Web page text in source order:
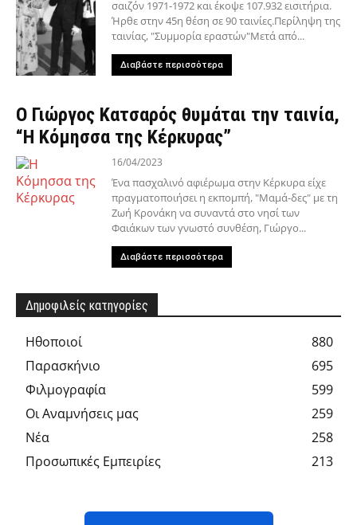
σαιζόν 1971-1972 και έκοψε 107.932 εισιτήρια.
Ήρθε στην 45η θέση σε 90 ταινίες.Περίληψη της
ταινίας, "Συμμορία εραστών"Μετά από...
Διαβάστε περισσότερα
Ο Γιώργος Kατσαρός θυμάται την ταινία,
“Η Κόμησσα της Κέρκυρας”
16/04/2023
Ένα πασχαλινό αφιέρωμα στην Κέρκυρα είχε
πραγματοποιήσει η εκπομπή, "Μαμά-δες" με τη
Ζωή Κρονάκη να συναντά στο νησί των
Φαιάκων των γνωστό συνθέση, Γιώργο...
Διαβάστε περισσότερα
Δημοφιλείς κατηγορίες
Hθοποιοί
880
Παρασκήνιο
695
Φιλμογραφία
599
Οι Αναμνήσεις μας
259
Νέα
258
Προσωπικές Εμπειρίες
213